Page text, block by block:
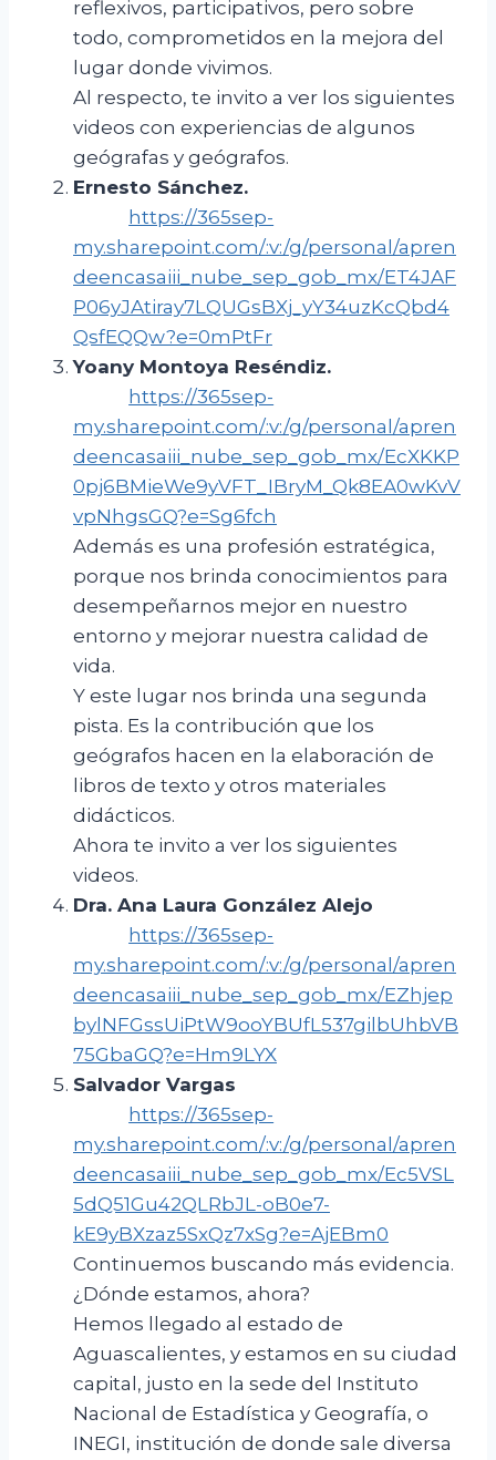
reflexivos, participativos, pero sobre
todo, comprometidos en la mejora del
lugar donde vivimos.
Al respecto, te invito a ver los siguientes
videos con experiencias de algunos
geógrafas y geógrafos.
Ernesto Sánchez.
https://365sep-
my.sharepoint.com/:v:/g/personal/apren
deencasaiii_nube_sep_gob_mx/ET4JAF
P06yJAtiray7LQUGsBXj_yY34uzKcQbd4
QsfEQQw?e=0mPtFr
Yoany Montoya Reséndiz.
https://365sep-
my.sharepoint.com/:v:/g/personal/apren
deencasaiii_nube_sep_gob_mx/EcXKKP
0pj6BMieWe9yVFT_IBryM_Qk8EA0wKvV
vpNhgsGQ?e=Sg6fch
Además es una profesión estratégica,
porque nos brinda conocimientos para
desempeñarnos mejor en nuestro
entorno y mejorar nuestra calidad de
vida.
Y este lugar nos brinda una segunda
pista. Es la contribución que los
geógrafos hacen en la elaboración de
libros de texto y otros materiales
didácticos.
Ahora te invito a ver los siguientes
videos.
Dra. Ana Laura González Alejo
https://365sep-
my.sharepoint.com/:v:/g/personal/apren
deencasaiii_nube_sep_gob_mx/EZhjep
bylNFGssUiPtW9ooYBUfL537gilbUhbVB
75GbaGQ?e=Hm9LYX
Salvador Vargas
https://365sep-
my.sharepoint.com/:v:/g/personal/apren
deencasaiii_nube_sep_gob_mx/Ec5VSL
5dQ51Gu42QLRbJL-oB0e7-
kE9yBXzaz5SxQz7xSg?e=AjEBm0
Continuemos buscando más evidencia.
¿Dónde estamos, ahora?
Hemos llegado al estado de
Aguascalientes, y estamos en su ciudad
capital, justo en la sede del Instituto
Nacional de Estadística y Geografía, o
INEGI, institución de donde sale diversa